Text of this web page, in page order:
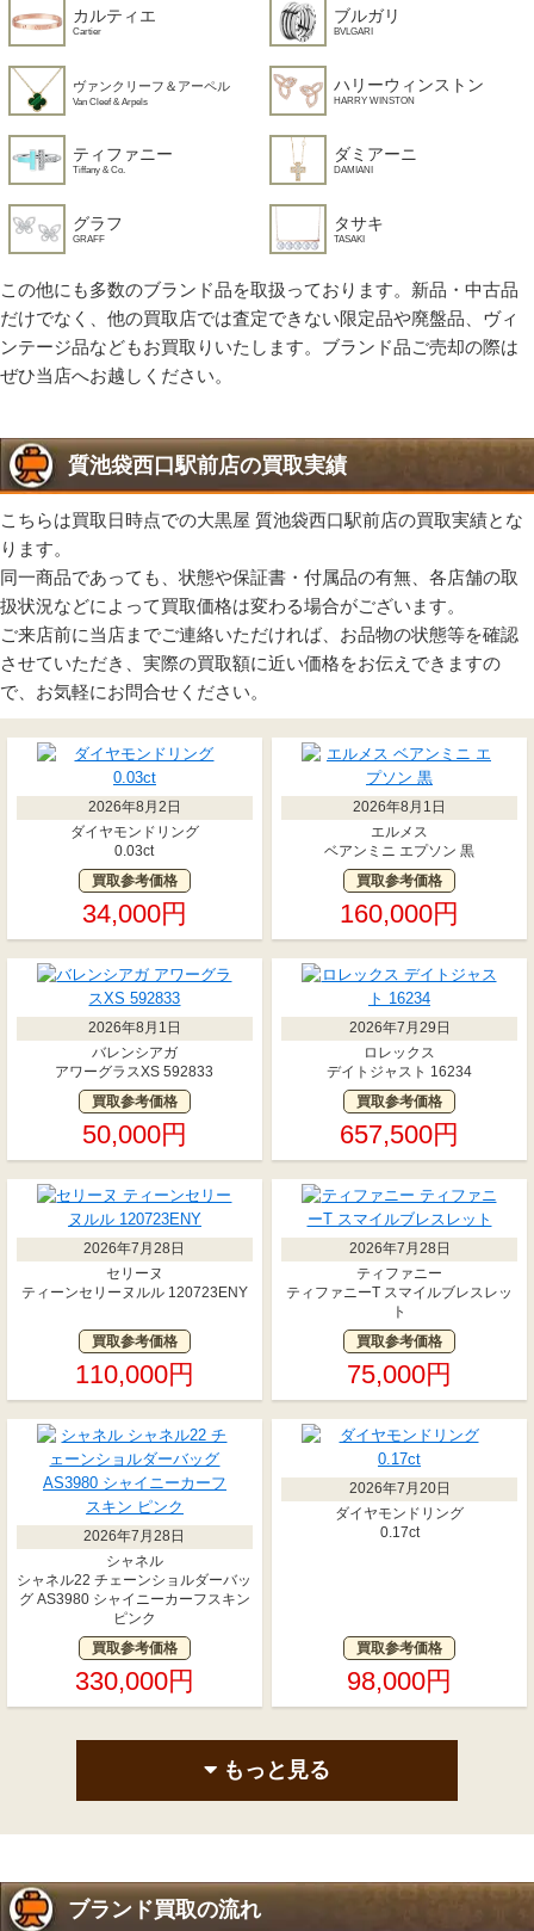
カルティエ
Cartier
ブルガリ
BVLGARI
ヴァンクリーフ＆アーペル
Van Cleef & Arpels
ハリーウィンストン
HARRY WINSTON
ティファニー
Tiffany & Co.
ダミアーニ
DAMIANI
グラフ
GRAFF
タサキ
TASAKI
この他にも多数のブランド品を取扱っております。新品・中古品
だけでなく、他の買取店では査定できない限定品や廃盤品、ヴィ
ンテージ品などもお買取りいたします。ブランド品ご売却の際は
ぜひ当店へお越しください。
質池袋西口駅前店の買取実績
こちらは買取日時点での大黒屋 質池袋西口駅前店の買取実績とな
ります。
同一商品であっても、状態や保証書・付属品の有無、各店舗の取
扱状況などによって買取価格は変わる場合がございます。
ご来店前に当店までご連絡いただければ、お品物の状態等を確認
させていただき、実際の買取額に近い価格をお伝えできますの
で、お気軽にお問合せください。
2026年8月2日
ダイヤモンドリング
0.03ct
買取参考価格
34,000円
2026年8月1日
エルメス
ベアンミニ エプソン 黒
買取参考価格
160,000円
2026年8月1日
バレンシアガ
アワーグラスXS 592833
買取参考価格
50,000円
2026年7月29日
ロレックス
デイトジャスト 16234
買取参考価格
657,500円
2026年7月28日
セリーヌ
ティーンセリーヌルル 120723ENY
買取参考価格
110,000円
2026年7月28日
ティファニー
ティファニーT スマイルブレスレッ
ト
買取参考価格
75,000円
2026年7月28日
シャネル
シャネル22 チェーンショルダーバッ
グ AS3980 シャイニーカーフスキン
ピンク
買取参考価格
330,000円
2026年7月20日
ダイヤモンドリング
0.17ct
買取参考価格
98,000円
もっと見る
ブランド買取の流れ